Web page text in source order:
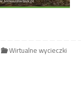
Wirtualne wycieczki